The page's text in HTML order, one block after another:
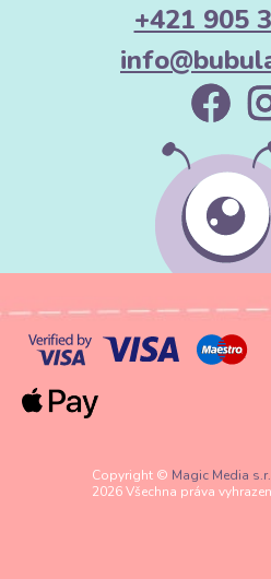
+421 905
Copyright © Magic Media
2026 Všechna práva